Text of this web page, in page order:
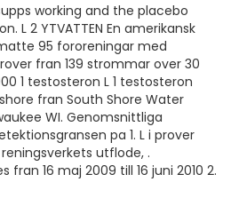
working and the placebo
L 2 YTVATTEN En amerikansk
95 fororeningar med
fran 139 strommar over 30
1 testosteron L 1 testosteron
fran South Shore Water
WI. Genomsnittliga
pa 1. L i prover
utflode, .
16 maj 2009 till 16 juni 2010 2.